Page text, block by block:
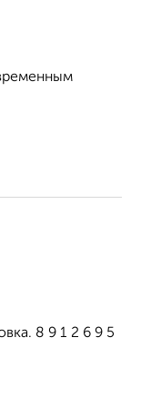
8 9 1 2 6 9 5